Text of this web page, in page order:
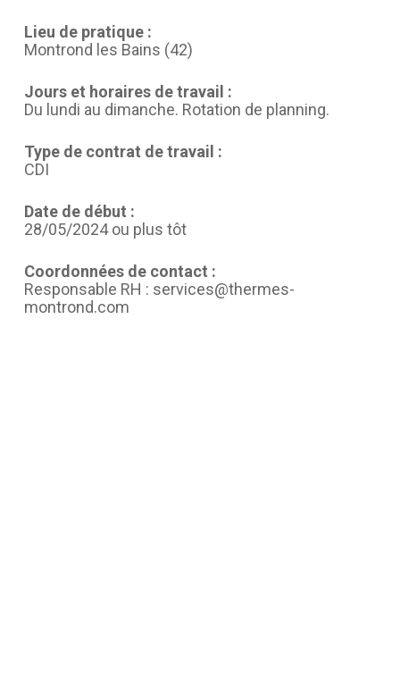
Lieu de pratique :
Montrond les Bains (42)
Jours et horaires de travail :
Du lundi au dimanche. Rotation de planning.
Type de contrat de travail :
CDI
Date de début :
28/05/2024 ou plus tôt
Coordonnées de contact :
Responsable RH : services@thermes-
montrond.com